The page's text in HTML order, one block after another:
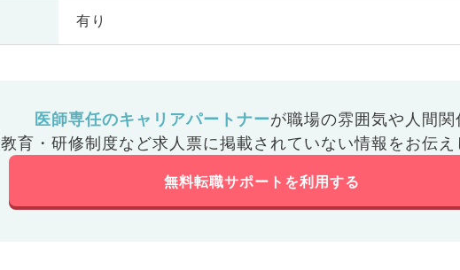
有り
医師専任のキャリアパートナーが職場の雰囲気や人間関
教育・研修制度など求人票に掲載されていない情報をお伝え
無料転職サポートを利用する